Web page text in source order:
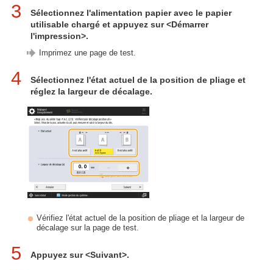
3
Sélectionnez l'alimentation papier avec le papier
utilisable chargé et appuyez sur <Démarrer
l'impression>.
Imprimez une page de test.
4
Sélectionnez l'état actuel de la position de pliage et
réglez la largeur de décalage.
Vérifiez l'état actuel de la position de pliage et la largeur de
décalage sur la page de test.
5 Appuyez sur <Suivant>.